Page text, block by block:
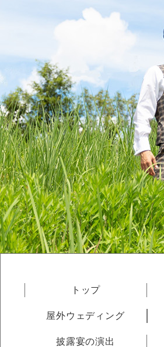
トップ
屋外ウェディング
披露宴の演出